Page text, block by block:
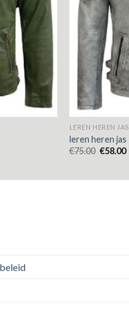
LEREN HEREN JAS
leren heren jas
€75.00 €58.00